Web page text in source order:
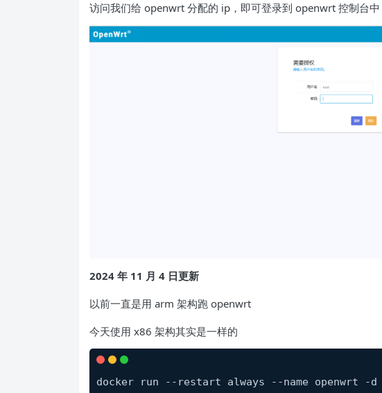
访问我们给 openwrt 分配的 ip，即可登录到 openwrt 控制台中
2024 年 11 月 4 日更新
以前一直是用 arm 架构跑 openwrt
今天使用 x86 架构其实是一样的
docker run --restart always --name openwrt -